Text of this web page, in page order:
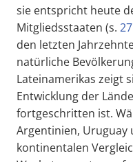
sie entspricht heute
Mitgliedsstaaten (s.
den letzten
natürliche
Lateinamerikas zeigt
Entwicklung der
fortgeschritten ist.
Argentinien, Uruguay
kontinentalen